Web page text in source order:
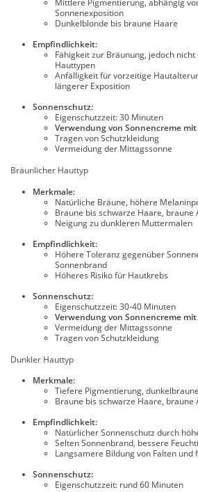
Sonnenexposition
Dunkelblonde bis braune Haare
Empfindlichkeit:
Fähigkeit zur Bräunung, jedoch
Hauttypen
Anfälligkeit für vorzeitige
längerer Exposition
Sonnenschutz:
Eigenschutzzeit: 30 Minuten
Verwendung von Sonnencreme mit
Tragen von Schutzkleidung
Vermeidung der Mittagssonne
Bräunlicher Hauttyp
Merkmale:
Natürliche Bräune, höhere
Braune bis schwarze Haare, braune
Neigung zu dunkleren Muttermalen
Empfindlichkeit:
Höhere Toleranz gegenüber
Sonnenbrand
Höheres Risiko für Hautkrebs
Sonnenschutz:
Eigenschutzzeit: 30-40 Minuten
Verwendung von Sonnencreme mit
Vermeidung der Mittagssonne
Tragen von Schutzkleidung
Dunkler Hauttyp
Merkmale:
Tiefere Pigmentierung,
Braune bis schwarze Haare, braune
Empfindlichkeit:
Natürlicher Sonnenschutz durch
Selten Sonnenbrand, bessere
Langsamere Bildung von Falten und
Sonnenschutz:
Eigenschutzzeit: rund 60 Minuten